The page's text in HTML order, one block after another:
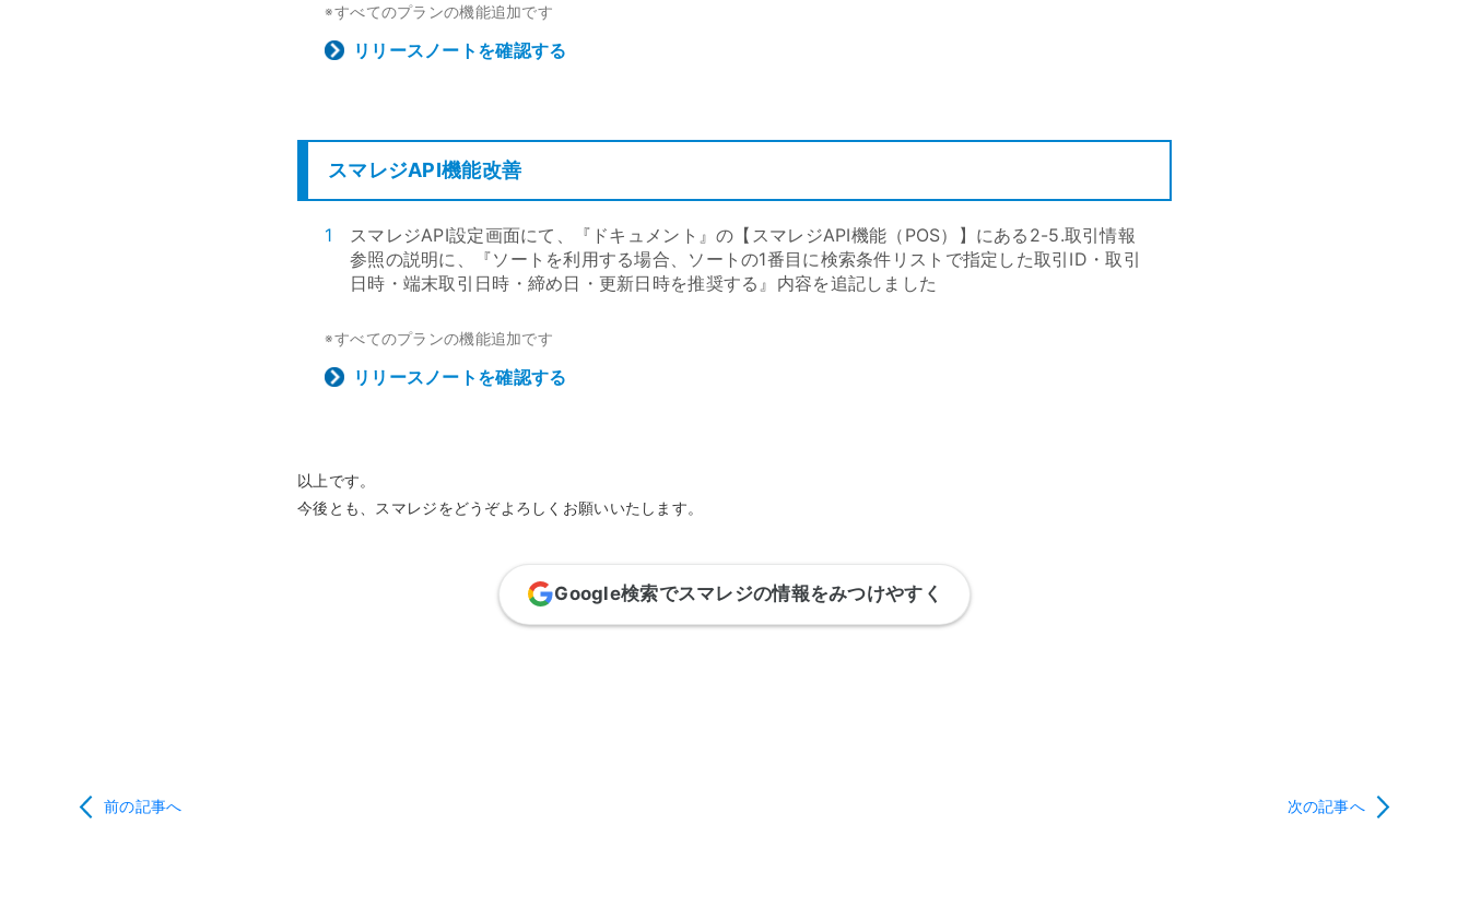
※すべてのプランの機能追加です
リリースノートを確認する
スマレジAPI機能改善
1
スマレジAPI設定画面にて、『ドキュメント』の【スマレジAPI機能（POS）】にある2-5.取引情報
参照の説明に、『ソートを利用する場合、ソートの1番目に検索条件リストで指定した取引ID・取引
日時・端末取引日時・締め日・更新日時を推奨する』内容を追記しました
※すべてのプランの機能追加です
リリースノートを確認する
以上です。
今後とも、スマレジをどうぞよろしくお願いいたします。
Google検索でスマレジの情報をみつけやすく
前の記事へ 次の記事へ